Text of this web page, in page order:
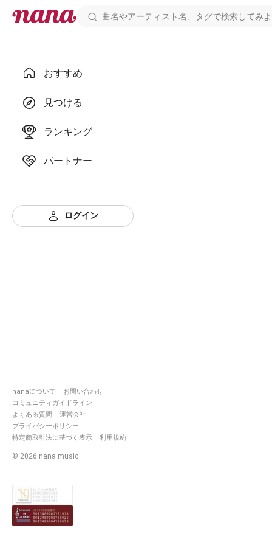
おすすめ
見つける
ランキング
パートナー
ログイン
nanaについて
お問い合わせ
コミュニティガイドライン
よくある質問
運営会社
プライバシーポリシー
特定商取引法に基づく表示
利用規約
© 2026 nana music